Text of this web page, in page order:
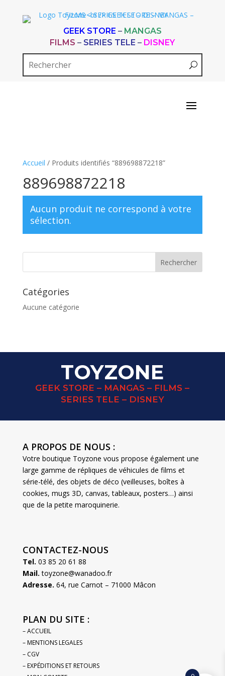
GEEK STORE – MANGAS
FILMS – SERIES TELE – DISNEY
Accueil / Produits identifiés “889698872218”
889698872218
Aucun produit ne correspond à votre
sélection.
Catégories
Aucune catégorie
TOYZONE
GEEK STORE – MANGAS – FILMS –
SERIES TELE – DISNEY
A PROPOS DE NOUS :
Votre boutique Toyzone vous propose également une
large gamme de répliques de véhicules de films et
série-télé, des objets de déco (veilleuses, boîtes à
cookies, mugs 3D, canvas, tableaux, posters…) ainsi
que de la petite maroquinerie.
CONTACTEZ-NOUS
Tel. 03 85 20 61 88
Mail. toyzone@wanadoo.fr
Adresse. 64, rue Carnot – 71000 Mâcon
PLAN DU SITE :
– ACCUEIL
– MENTIONS LEGALES
– CGV
– EXPÉDITIONS ET RETOURS